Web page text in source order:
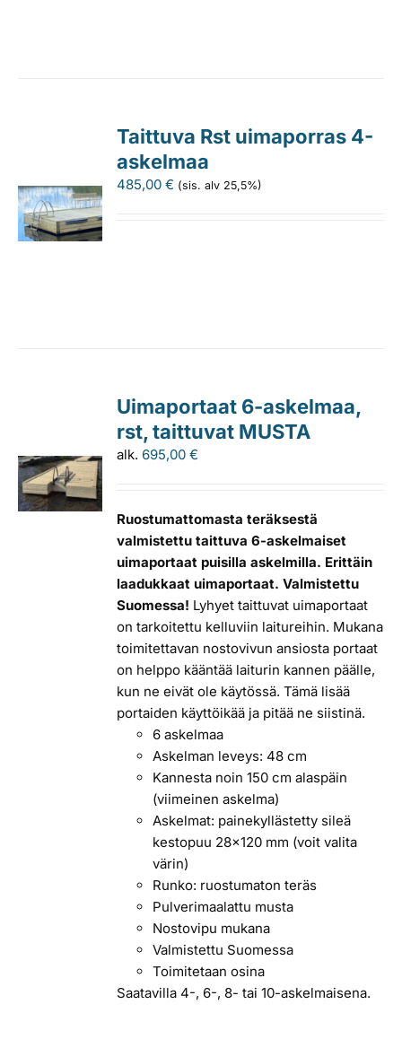
Taittuva Rst uimaporras 4-
askelmaa
485,00€ (sis. alv 25,5%)
Uimaportaat 6-askelmaa,
rst, taittuvat MUSTA
alk. 695,00€
Ruostumattomasta teräksestä
valmistettu taittuva 6-askelmaiset
uimaportaat puisilla askelmilla. Erittäin
laadukkaat uimaportaat. Valmistettu
Suomessa! Lyhyet taittuvat uimaportaat
on tarkoitettu kelluviin laitureihin. Mukana
toimitettavan nostovivun ansiosta portaat
on helppo kääntää laiturin kannen päälle,
kun ne eivät ole käytössä. Tämä lisää
portaiden käyttöikää ja pitää ne siistinä.
6 askelmaa
Askelman leveys: 48 cm
Kannesta noin 150 cm alaspäin
(viimeinen askelma)
Askelmat: painekyllästetty sileä
kestopuu 28x120 mm (voit valita
värin)
Runko: ruostumaton teräs
Pulverimaalattu musta
Nostovipu mukana
Valmistettu Suomessa
Toimitetaan osina
Saatavilla 4-, 6-, 8- tai 10-askelmaisena.